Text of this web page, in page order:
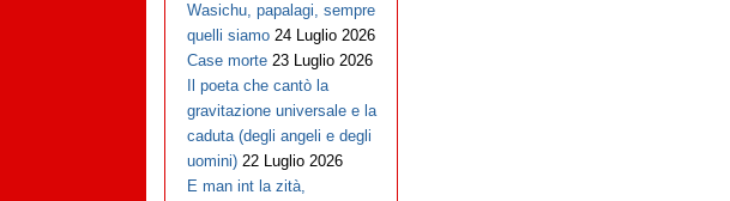
Wasichu, papalagi, sempre
quelli siamo 24 Luglio 2026
Case morte 23 Luglio 2026
Il poeta che cantò la
gravitazione universale e la
caduta (degli angeli e degli
uomini) 22 Luglio 2026
E man int la zità,